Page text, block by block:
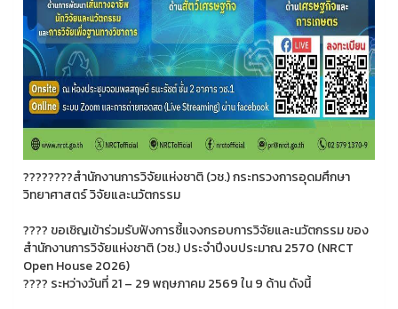
????????สำนักงานการวิจัยแห่งชาติ (วช.) กระทรวงการอุดมศึกษา
วิทยาศาสตร์ วิจัยและนวัตกรรม
???? ขอเชิญเข้าร่วมรับฟังการชี้แจงกรอบการวิจัยและนวัตกรรม ของ
สำนักงานการวิจัยแห่งชาติ (วช.) ประจําปีงบประมาณ 2570 (NRCT
Open House 2026)
????️ ระหว่างวันที่ 21 – 29 พฤษภาคม 2569 ใน 9 ด้าน ดังนี้